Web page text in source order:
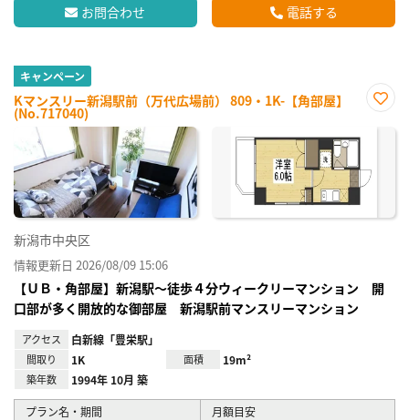
お問合わせ 電話する
キャンペーン
Kマンスリー新潟駅前（万代広場前） 809・1K-【角部屋】
(No.717040)
に入
新潟市中央区
情報更新日 2026/08/09 15:06
【ＵＢ・角部屋】新潟駅～徒歩４分ウィークリーマンション 開
口部が多く開放的な御部屋 新潟駅前マンスリーマンション
アクセス 白新線「豊栄駅」
間取り 1K 面積 19m²
築年数 1994年 10月 築
プラン名・期間 月額目安